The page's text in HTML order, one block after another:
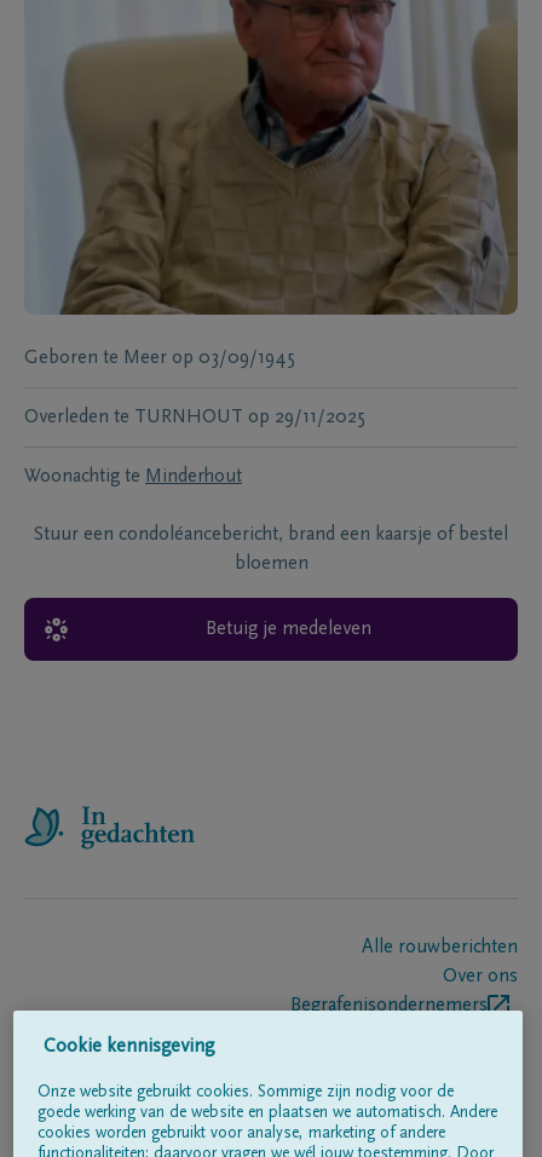
Geboren te Meer op 03/09/1945
Overleden te TURNHOUT op 29/11/2025
Woonachtig te Minderhout
Stuur een condoléancebericht, brand een kaarsje of bestel
bloemen
Betuig je medeleven
Alle rouwberichten
Over ons
Begrafenisondernemers
Volg ons op
Cookie kennisgeving
Onze website gebruikt cookies. Sommige zijn nodig voor de
goede werking van de website en plaatsen we automatisch. Andere
cookies worden gebruikt voor analyse, marketing of andere